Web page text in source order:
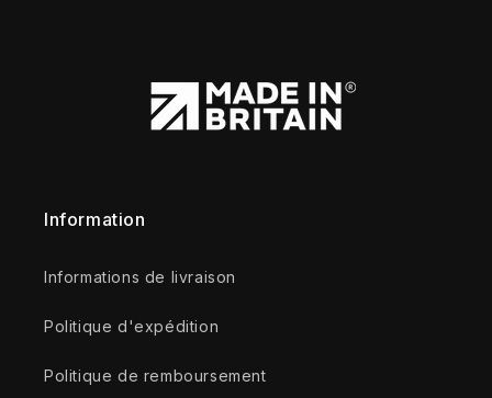
Information
Informations de livraison
Politique d'expédition
Politique de remboursement